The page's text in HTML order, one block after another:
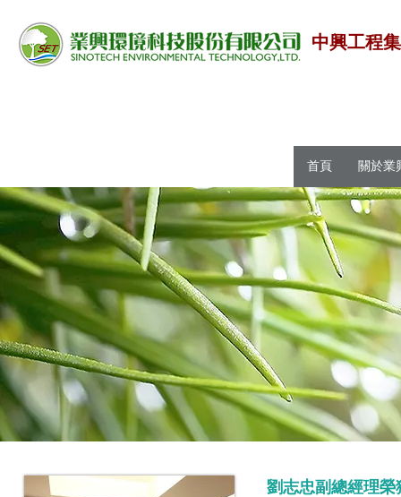
中興工程
首頁 關於業
劉志忠副總經理榮